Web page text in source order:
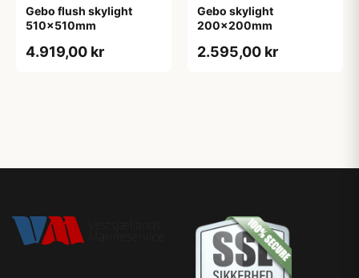
Gebo flush skylight
510x510mm
4.919,00 kr
Gebo skylight
200x200mm
2.595,00 kr